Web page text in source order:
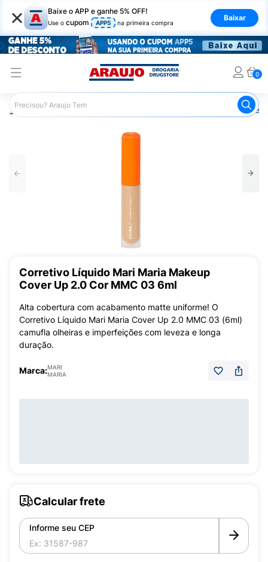
× Baixe o APP e ganhe 5% OFF!
Use o cupom APP5 na primeira compra
Baixar
0
Araujo Maquiagem
Corretivo Líquido Mari Maria Makeup
Cover Up 2.0 Cor MMC 03 6ml
Alta cobertura com acabamento matte uniforme! O
Corretivo Líquido Mari Maria Cover Up 2.0 MMC 03 (6ml)
camufla olheiras e imperfeições com leveza e longa
duração.
Marca:MARI
MARIA
Calcular frete
Informe seu CEP